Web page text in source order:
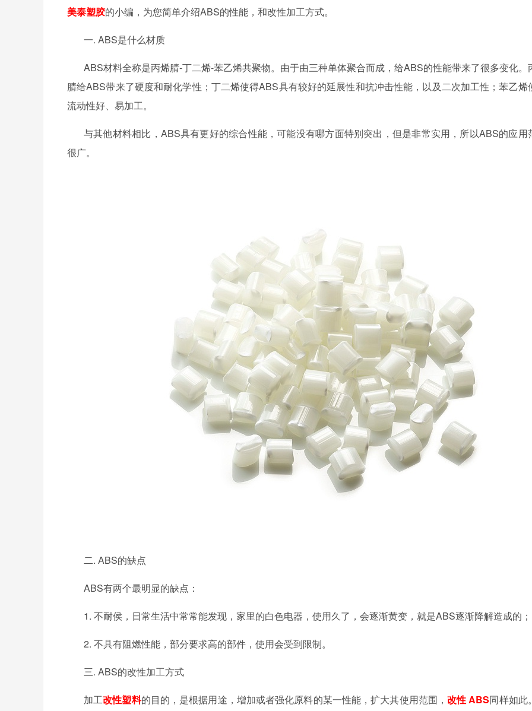
美泰塑胶的小编，为您简单介绍ABS的性能，和改性加工方式。
一. ABS是什么材质
ABS材料全称是丙烯腈-丁二烯-苯乙烯共聚物。由于由三种单体聚合而成，给ABS的性能带来了很多变化。
腈给ABS带来了硬度和耐化学性；丁二烯使得ABS具有较好的延展性和抗冲击性能，以及二次加工性；苯乙烯
流动性好、易加工。
与其他材料相比， ABS具有更好的综合性能，可能没有哪方面特别突出，但是非常实用，所以ABS的应用
很广。
二. ABS的缺点
ABS有两个最明显的缺点：
1. 不耐侯，日常生活中常常能发现，家里的白色电器，使用久了，会逐渐黄变，就是ABS逐渐降解造成的；
2. 不具有阻燃性能，部分要求高的部件，使用会受到限制。
三. ABS的改性加工方式
加工改性塑料的目的，是根据用途，增加或者强化原料的某一性能，扩大其使用范围，改性ABS同样如此